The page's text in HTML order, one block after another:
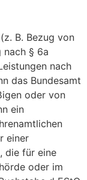
B. Bezug von
nach § 6a
nach
das Bundesamt
oder von
ein
einer
die für eine
oder im